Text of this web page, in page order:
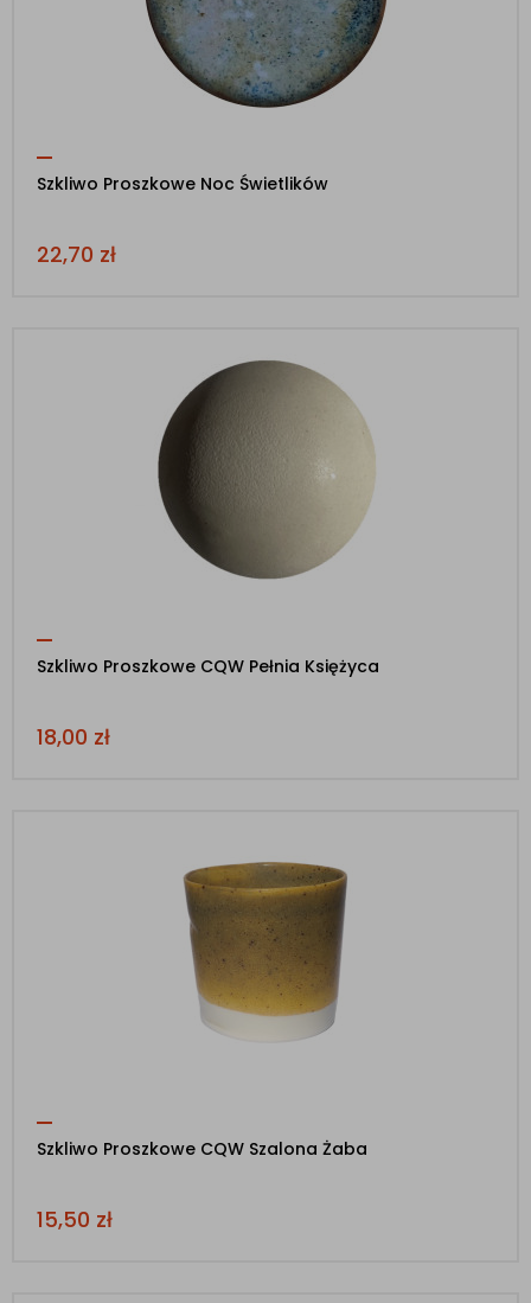
Szkliwo Proszkowe Noc Świetlików
22,70 zł
Szkliwo Proszkowe CQW Pełnia Księżyca
18,00 zł
Szkliwo Proszkowe CQW Szalona Żaba
15,50 zł